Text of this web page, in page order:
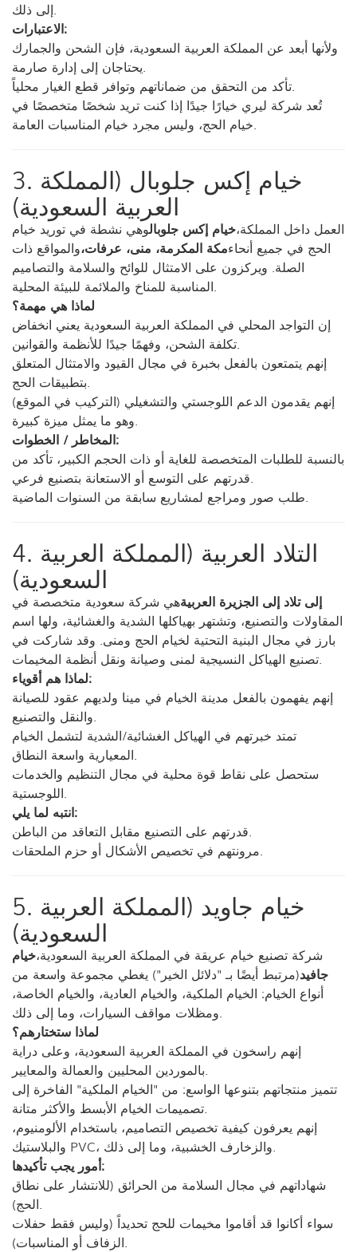
إلى ذلك.
الاعتبارات:
ولأنها أبعد عن المملكة العربية السعودية، فإن الشحن والجمارك
يحتاجان إلى إدارة صارمة.
تأكد من التحقق من ضماناتهم وتوافر قطع الغيار محلياً.
تُعد شركة ليري خيارًا جيدًا إذا كنت تريد شخصًا متخصصًا في
خيام الحج، وليس مجرد خيام المناسبات العامة.
3. خيام إكس جلوبال (المملكة
العربية السعودية)
العمل داخل المملكة،خيام إكس جلوبالوهي نشطة في توريد خيام
الحج في جميع أنحاءمكة المكرمة، منى، عرفات،والمواقع ذات
الصلة. ويركزون على الامتثال للوائح والسلامة والتصاميم
المناسبة للمناخ والملائمة للبيئة المحلية.
لماذا هي مهمة؟
إن التواجد المحلي في المملكة العربية السعودية يعني انخفاض
تكلفة الشحن، وفهمًا جيدًا للأنظمة والقوانين.
إنهم يتمتعون بالفعل بخبرة في مجال القيود والامتثال المتعلق
بتطبيقات الحج.
إنهم يقدمون الدعم اللوجستي والتشغيلي (التركيب في الموقع)
وهو ما يمثل ميزة كبيرة.
المخاطر / الخطوات:
بالنسبة للطلبات المتخصصة للغاية أو ذات الحجم الكبير، تأكد من
قدرتهم على التوسع أو الاستعانة بتصنيع فرعي.
طلب صور ومراجع لمشاريع سابقة من السنوات الماضية.
4. التلاد العربية (المملكة العربية
السعودية)
إلى تلاد إلى الجزيرة العربيةهي شركة سعودية متخصصة في
المقاولات والتصنيع، وتشتهر بهياكلها الشدية والغشائية، ولها اسم
بارز في مجال البنية التحتية لخيام الحج ومنى. وقد شاركت في
تصنيع الهياكل النسيجية لمنى وصيانة ونقل أنظمة المخيمات.
لماذا هم أقوياء:
إنهم يفهمون بالفعل مدينة الخيام في مينا ولديهم عقود للصيانة
والنقل والتصنيع.
تمتد خبرتهم في الهياكل الغشائية/الشدية لتشمل الخيام
المعيارية واسعة النطاق.
ستحصل على نقاط قوة محلية في مجال التنظيم والخدمات
اللوجستية.
انتبه لما يلي:
قدرتهم على التصنيع مقابل التعاقد من الباطن.
مرونتهم في تخصيص الأشكال أو حزم الملحقات.
5. خيام جاويد (المملكة العربية
السعودية)
شركة تصنيع خيام عريقة في المملكة العربية السعودية،خيام
جافيد(مرتبط أيضًا بـ "دلائل الخير") يغطي مجموعة واسعة من
أنواع الخيام: الخيام الملكية، والخيام العادية، والخيام الخاصة،
ومظلات مواقف السيارات، وما إلى ذلك.
لماذا ستختارهم؟
إنهم راسخون في المملكة العربية السعودية، وعلى دراية
بالموردين المحليين والعمالة والمعايير.
تتميز منتجاتهم بتنوعها الواسع: من "الخيام الملكية" الفاخرة إلى
تصميمات الخيام الأبسط والأكثر متانة.
إنهم يعرفون كيفية تخصيص التصاميم، باستخدام الألومنيوم،
والبلاستيك PVC، والزخارف الخشبية، وما إلى ذلك.
أمور يجب تأكيدها:
شهاداتهم في مجال السلامة من الحرائق (للانتشار على نطاق
الحج).
سواء أكانوا قد أقاموا مخيمات للحج تحديداً (وليس فقط حفلات
الزفاف أو المناسبات).